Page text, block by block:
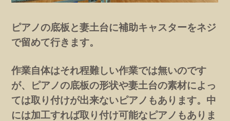
ピアノの底板と妻土台に補助キャスターをネジ
で留めて行きます。
作業自体はそれ程難しい作業では無いのです
が、ピアノの底板の形状や妻土台の素材によっ
ては取り付けが出来ないピアノもあります。中
には加工すれば取り付け可能なピアノもありま